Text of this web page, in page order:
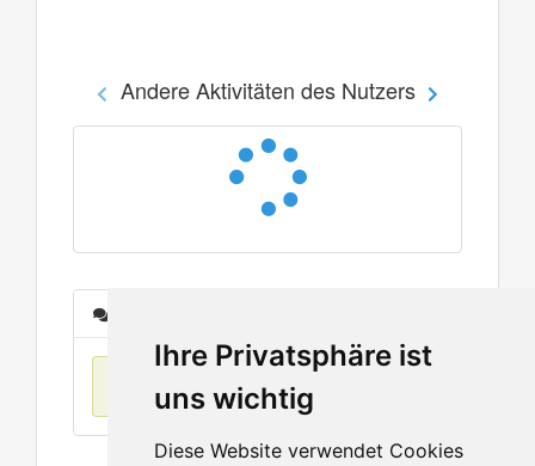
Ihre Privatsphäre ist
uns wichtig
Diese Website verwendet Cookies
Andere Aktivitäten des Nutzers
Keine Einträge